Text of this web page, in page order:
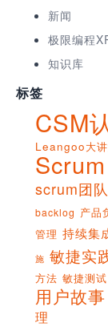
新闻
极限编程
知识库
标签
CSM
Leangoo大
Scrum
scrum团队
backlog 产品
管理 持续集
施 敏捷实
方法 敏捷测试
用户故事
理